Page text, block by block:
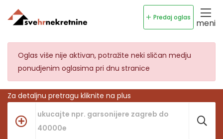
Predaj oglas
meni
Oglas više nije aktivan, potražite neki sličan medju
ponudjenim oglasima pri dnu stranice
Za detaljnu pretragu kliknite na plus